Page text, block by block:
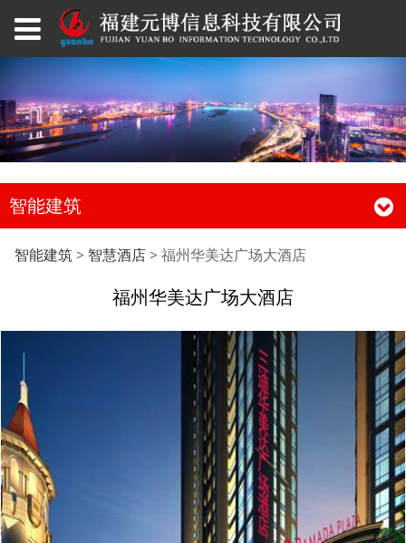
智能建筑
福州华美达广场大酒店
智能建筑> 智慧酒店> 福州华美达广场大酒店
福州华美达广场大酒店